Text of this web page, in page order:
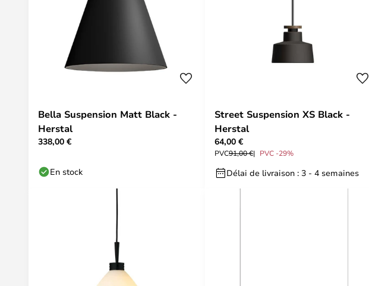
Bella Suspension Matt Black -
Herstal
338,00 €
En stock
Street Suspension XS Black -
Herstal
64,00 €
PVC91,00 € PVC -29%
Délai de livraison : 3 - 4 semaines